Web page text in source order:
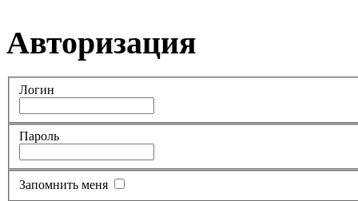
Авторизация
Логин
Пароль
Запомнить меня